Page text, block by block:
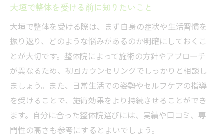
大垣市内の整体で体験できる骨盤ケア
整体施術を受けた人のリアルな感想
骨盤矯正が坐骨神経痛に与える影響
整体の専門家が語る骨盤矯正の重要性
整体を選ぶなら知っておきたい注意点
整体院選びで押さえるべきポイント
骨盤矯正の効果を最大化するための選び方
整体と接骨院の違いを理解しよう
大垣で整体を受ける前に知りたいこと
大垣で整体を受ける際は、まず自身の症状や生活習慣を
振り返り、どのような悩みがあるのか明確にしておくこ
とが大切です。整体院によって施術の方針やアプローチ
が異なるため、初回カウンセリングでしっかりと相談し
ましょう。また、日常生活での姿勢やセルフケアの指導
を受けることで、施術効果をより持続させることができ
ます。自分に合った整体院選びには、実績や口コミ、専
門性の高さも参考にするとよいでしょう。